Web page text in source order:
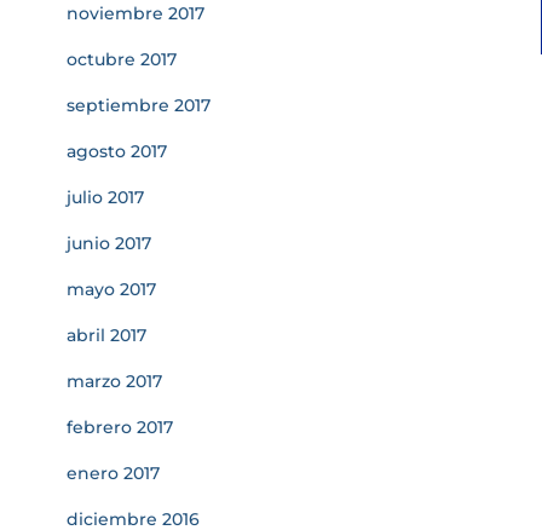
noviembre 2017
octubre 2017
septiembre 2017
agosto 2017
julio 2017
junio 2017
mayo 2017
abril 2017
marzo 2017
febrero 2017
enero 2017
diciembre 2016